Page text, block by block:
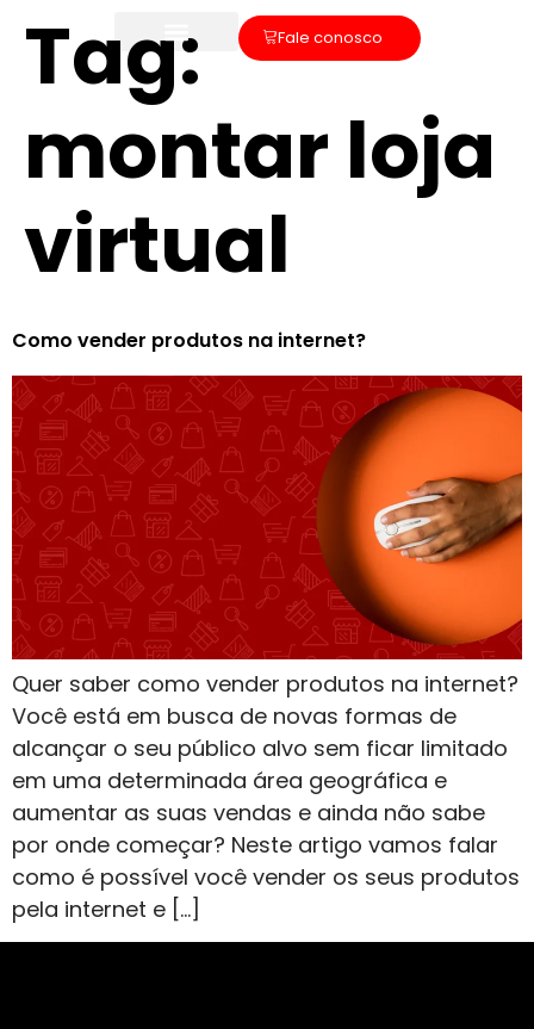
Fale conosco
Tag:
montar loja
virtual
Como vender produtos na internet?
Quer saber como vender produtos na internet?
Você está em busca de novas formas de
alcançar o seu público alvo sem ficar limitado
em uma determinada área geográfica e
aumentar as suas vendas e ainda não sabe
por onde começar? Neste artigo vamos falar
como é possível você vender os seus produtos
pela internet e […]